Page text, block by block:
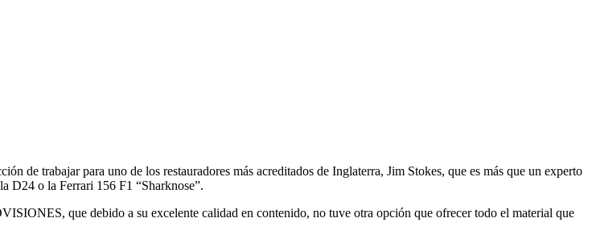
de trabajar para uno de los restauradores más acreditados de Inglaterra, Jim Stokes, que es más que un experto
D24 o la Ferrari 156 F1 “Sharknose”.
que debido a su excelente calidad en contenido, no tuve otra opción que ofrecer todo el material que